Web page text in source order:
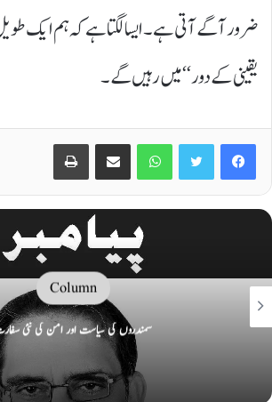
ضرور آگے آتی ہے۔ ایسا لگتا ہے کہ ہم ایک
یقینی کے دور‘‘ میں رہیں گے۔
Facebook
Twitter
WhatsApp
Share via Email
Print
Column
سمندروں کی سیاست اور امن کی نئی